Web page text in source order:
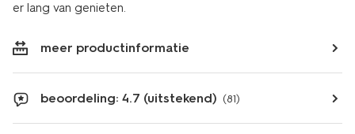
er lang van genieten.
meer productinformatie
beoordeling: 4.7 (uitstekend) (81)